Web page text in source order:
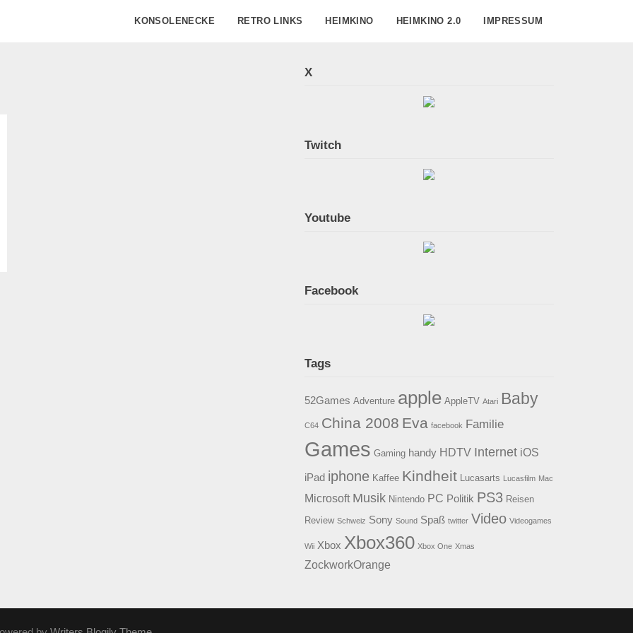
KONSOLENECKE RETRO LINKS HEIMKINO HEIMKINO 2.0 IMPRESSUM
X
Twitch
Youtube
Facebook
Tags
52Games Adventure apple AppleTV Atari Baby
C64 China 2008 Eva facebook Familie
Games Gaming handy HDTV Internet iOS
iPad iphone Kaffee Kindheit Lucasarts Lucasfilm Mac
Microsoft Musik Nintendo PC Politik PS3 Reisen
Review Schweiz Sony Sound Spaß twitter Video Videogames
Wii Xbox Xbox360 Xbox One Xmas
ZockworkOrange